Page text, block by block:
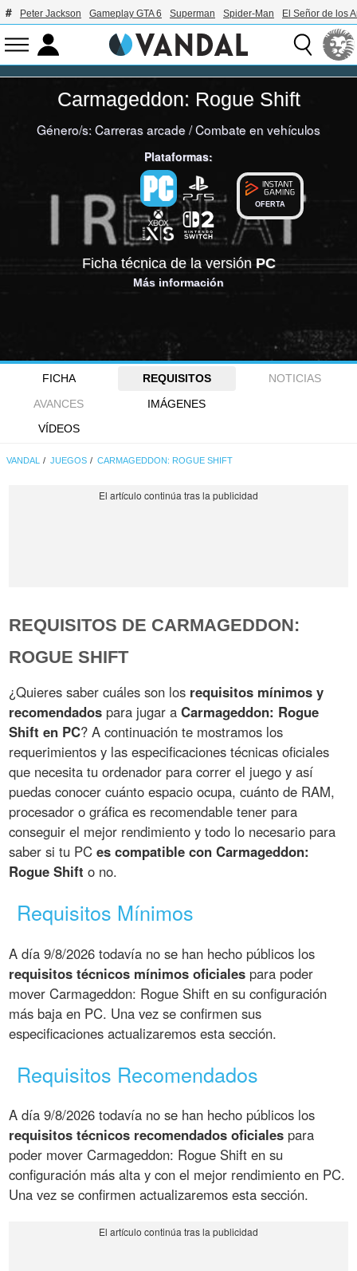
Peter Jackson Gameplay GTA 6 Superman Spider-Man El Señor de los
Carmageddon: Rogue Shift
Género/s:Carreras arcade/Combate en vehículos
Plataformas:
OFERTA
Ficha técnica de la versión PC
Más información
FICHA REQUISITOS
NOTICIAS
AVANCES
IMÁGENES
VÍDEOS
VANDAL JUEGOS CARMAGEDDON: ROGUE SHIFT
REQUISITOS DE CARMAGEDDON:
ROGUE SHIFT
¿Quieres saber cuáles son los requisitos mínimos y
recomendados para jugar aCarmageddon: Rogue
Shift en PC? A continuación te mostramos los
requerimientos y las especificaciones técnicas oficiales
que necesita tu ordenador para correr el juego y así
puedas conocer cuánto espacio ocupa, cuánto de RAM,
procesador o gráfica es recomendable tener para
conseguir el mejor rendimiento y todo lo necesario para
saber si tu PCes compatible con Carmageddon:
Rogue Shift o no.
Requisitos Mínimos
A día 9/8/2026 todavía no se han hecho públicos los
requisitos técnicos mínimos oficiales para poder
mover Carmageddon: Rogue Shift en su configuración
más baja en PC. Una vez se confirmen sus
especificaciones actualizaremos esta sección.
Requisitos Recomendados
A día 9/8/2026 todavía no se han hecho públicos los
requisitos técnicos recomendados oficiales para
poder mover Carmageddon: Rogue Shift en su
configuración más alta y con el mejor rendimiento en PC.
Una vez se confirmen actualizaremos esta sección.